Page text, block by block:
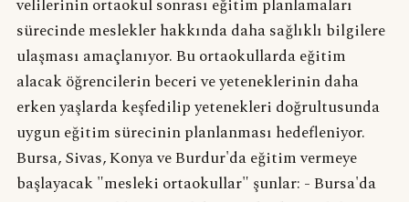
velilerinin ortaokul sonrası eğitim planlamaları
sürecinde meslekler hakkında daha sağlıklı bilgilere
ulaşması amaçlanıyor. Bu ortaokullarda eğitim
alacak öğrencilerin beceri ve yeteneklerinin daha
erken yaşlarda keşfedilip yetenekleri doğrultusunda
uygun eğitim sürecinin planlanması hedefleniyor.
Bursa, Sivas, Konya ve Burdur'da eğitim vermeye
başlayacak "mesleki ortaokullar" şunlar: - Bursa'da